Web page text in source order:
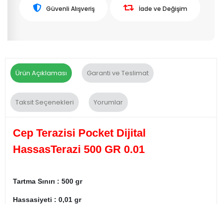
Güvenli Alışveriş İade ve Değişim
Ürün Açıklaması Garanti ve Teslimat
Taksit Seçenekleri Yorumlar
Cep Terazisi Pocket Dijital
HassasTerazi 500 GR 0.01
Tartma Sınırı : 500 gr
Hassasiyeti : 0,01 gr